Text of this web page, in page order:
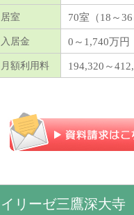
居室 70室（18～36
入居金 0～1,740万円
月額利用料 194,320～
イリーゼ三鷹深大寺